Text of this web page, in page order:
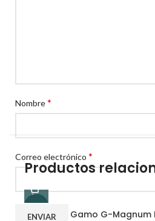
Nombre*
Correo electrónico *
Productos
Gamo G-Magnum